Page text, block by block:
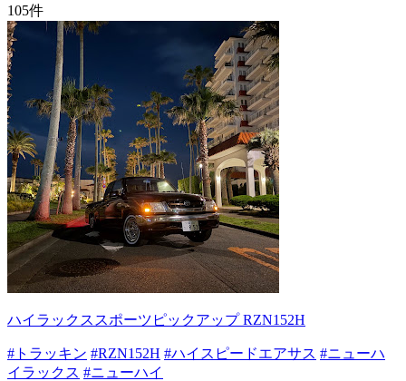
105件
ハイラックススポーツピックアップ RZN152H
#トラッキン #RZN152H #ハイスピードエアサス #ニューハ
イラックス #ニューハイ